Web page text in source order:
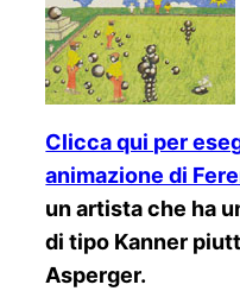
Clicca qui per
animazione di
un artista che ha
di tipo Kanner
Asperger.